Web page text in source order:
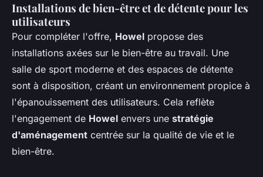
Installations de bien-être et de détente pour les
utilisateurs
Pour compléter l'offre, Howel propose des
installations axées sur le bien-être au travail. Une
salle de sport moderne et des espaces de détente
sont à disposition, créant un environnement propice à
l'épanouissement des utilisateurs. Cela reflète
l'engagement de Howel envers une stratégie
d'aménagement centrée sur la qualité de vie et le
bien-être.